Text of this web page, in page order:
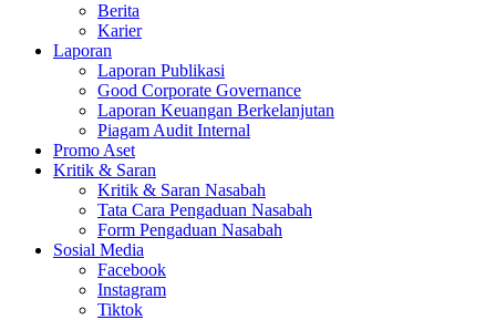
Berita
Karier
Laporan
Laporan Publikasi
Good Corporate Governance
Laporan Keuangan Berkelanjutan
Piagam Audit Internal
Promo Aset
Kritik & Saran
Kritik & Saran Nasabah
Tata Cara Pengaduan Nasabah
Form Pengaduan Nasabah
Sosial Media
Facebook
Instagram
Tiktok